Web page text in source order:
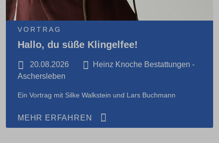
VORTRAG
Hallo, du süße Klingelfee!
20.08.2026
Heinz Knoche Bestattungen -
Aschersleben
Ein Vortrag mit Silke Walkstein und Lars Buchmann
MEHR ERFAHREN